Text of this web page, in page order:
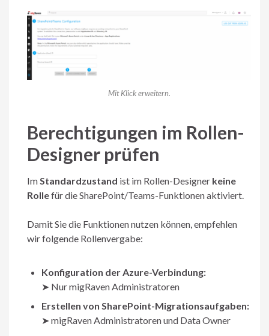
Mit Klick erweitern.
Berechtigungen im Rollen-
Designer prüfen
Im Standardzustand ist im Rollen-Designer keine
Rollefür die SharePoint/Teams-Funktionen aktiviert.
Damit Sie die Funktionen nutzen können, empfehlen
wir folgende Rollenvergabe:
Konfiguration der Azure-Verbindung:
➤ Nur migRaven Administratoren
Erstellen von SharePoint-Migrationsaufgaben:
➤ migRaven Administratoren und Data Owner